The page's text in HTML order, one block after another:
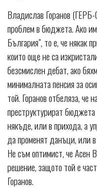
Владислав Горанов
проблем в бюджета. Ако
България", то е, че някак
които още не са
безсмислен дебат, ако
минималната пенсия за
той. Горанов отбеляза, че
преструктурират
някъде, или в прихода, а
да променят данъци, или
Не съм оптимист, че Асен
решение, защото той е
Горанов.